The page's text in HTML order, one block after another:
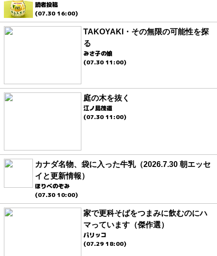
読者投稿
(07.30 16:00)
TAKOYAKI・その無限の可能性を探
る
みさ子の娘
(07.30 11:00)
庭の木を抜く
江ノ島茂道
(07.30 11:00)
カナダ名物、袋に入った牛乳（2026.7.30 朝エッセ
イと更新情報）
ほりべのぞみ
(07.30 10:00)
家で更科そばをつまみに飲むのにハ
マっています（傑作選）
パリッコ
(07.29 18:00)